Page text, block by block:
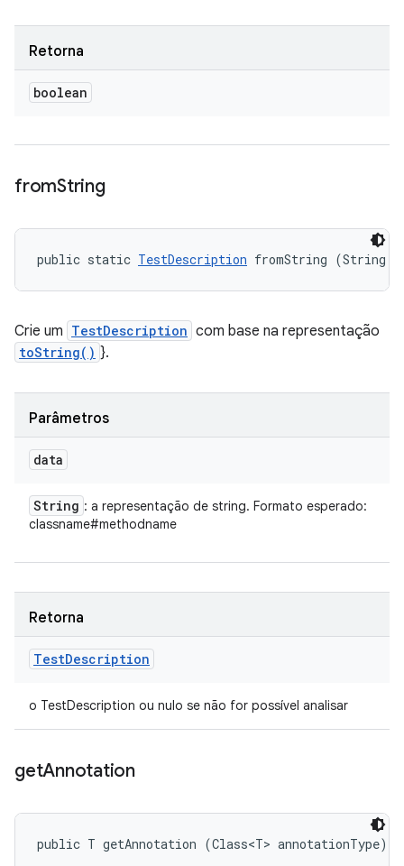
Retorna
boolean
fromString
public static TestDescription fromString (String
Crie um TestDescription com base na representação
toString() }.
Parâmetros
data
String : a representação de string. Formato esperado:
classname#methodname
Retorna
TestDescription
o TestDescription ou nulo se não for possível analisar
getAnnotation
public T getAnnotation (Class<T> annotationType)